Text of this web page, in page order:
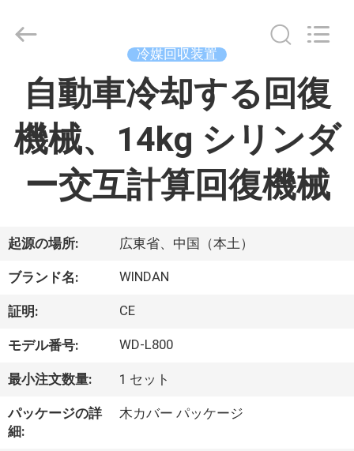
プ
ク
ト
私
達
に
つ
Copyright
Concrete
Autoclave
Market.
Rights
Reserved.
冷媒回収装置
自動車冷却する回復
機械、14kg シリンダ
ー交互計算回復機械
起源の場所: 広東省、中国（本土）
ブランド名: WINDAN
証明: CE
モデル番号: WD-L800
最小注文数量: 1 セット
パッケージの詳
細:
木カバー パッケージ